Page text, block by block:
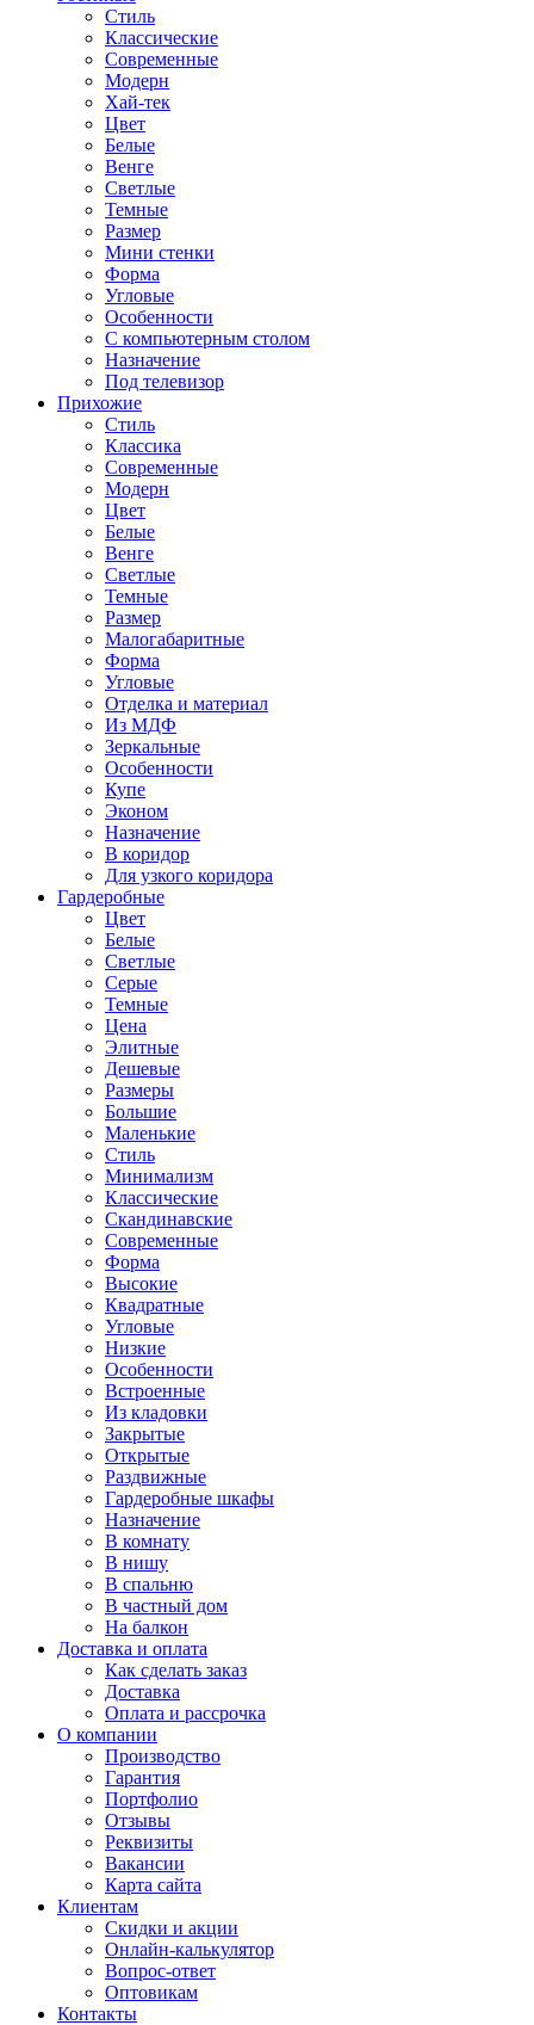
Стиль
Классические
Современные
Модерн
Хай-тек
Цвет
Белые
Венге
Светлые
Темные
Размер
Мини стенки
Форма
Угловые
Особенности
С компьютерным столом
Назначение
Под телевизор
Прихожие
Стиль
Классика
Современные
Модерн
Цвет
Белые
Венге
Светлые
Темные
Размер
Малогабаритные
Форма
Угловые
Отделка и материал
Из МДФ
Зеркальные
Особенности
Купе
Эконом
Назначение
В коридор
Для узкого коридора
Гардеробные
Цвет
Белые
Светлые
Серые
Темные
Цена
Элитные
Дешевые
Размеры
Большие
Маленькие
Стиль
Минимализм
Классические
Скандинавские
Современные
Форма
Высокие
Квадратные
Угловые
Низкие
Особенности
Встроенные
Из кладовки
Закрытые
Открытые
Раздвижные
Гардеробные шкафы
Назначение
В комнату
В нишу
В спальню
В частный дом
На балкон
Доставка и оплата
Как сделать заказ
Доставка
Оплата и рассрочка
О компании
Производство
Гарантия
Портфолио
Отзывы
Реквизиты
Вакансии
Карта сайта
Клиентам
Скидки и акции
Онлайн-калькулятор
Вопрос-ответ
Оптовикам
Контакты